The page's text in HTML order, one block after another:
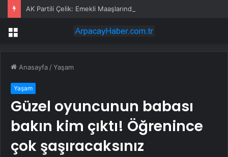
Menü
Anasayfa /Yaşam
Yaşam
Güzel oyuncunun babası
bakın kim çıktı! Öğrenince
çok şaşıracaksınız